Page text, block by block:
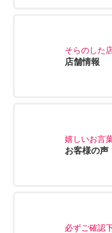
そらのした
店舗情報
嬉しいお言
お客様の声
必ずご確認